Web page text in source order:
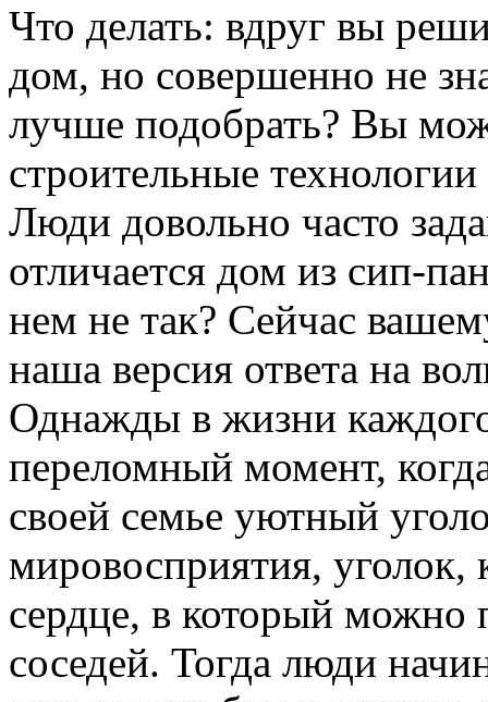
Что делать: вдруг вы
дом, но совершенно не
лучше подобрать? Вы
строительные
Люди довольно часто
отличается дом из сип-
нем не так? Сейчас
наша версия ответа на
Однажды в жизни каждого
переломный момент,
своей семье уютный
мировосприятия, уголок,
сердце, в который можно
соседей. Тогда люди